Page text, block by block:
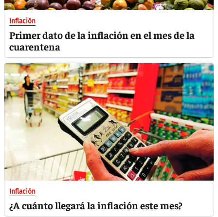
Inflación
Primer dato de la inflación en el mes de la
cuarentena
Inflación
¿A cuánto llegará la inflación este mes?